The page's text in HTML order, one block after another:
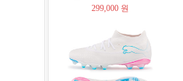
299,000 원